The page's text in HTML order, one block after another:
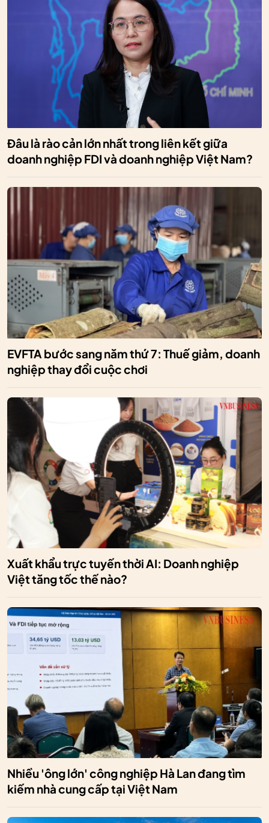
Đâu là rào cản lớn nhất trong liên kết giữa
doanh nghiệp FDI và doanh nghiệp Việt Nam?
EVFTA bước sang năm thứ 7: Thuế giảm, doanh
nghiệp thay đổi cuộc chơi
Xuất khẩu trực tuyến thời AI: Doanh nghiệp
Việt tăng tốc thế nào?
Nhiều 'ông lớn' công nghiệp Hà Lan đang tìm
kiếm nhà cung cấp tại Việt Nam